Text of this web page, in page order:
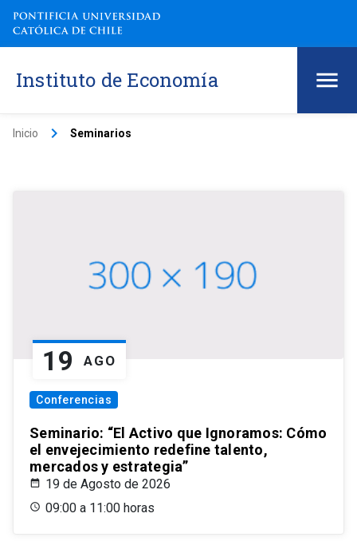
Instituto de Economía
Inicio keyboard_arrow_right Seminarios
19 AGO
Conferencias
Seminario: “El Activo que Ignoramos: Cómo
el envejecimiento redefine talento,
mercados y estrategia”
19 de Agosto de 2026
09:00 a 11:00 horas